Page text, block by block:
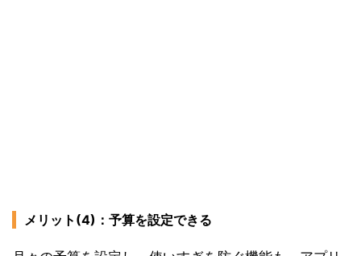
メリット(4)：予算を設定できる